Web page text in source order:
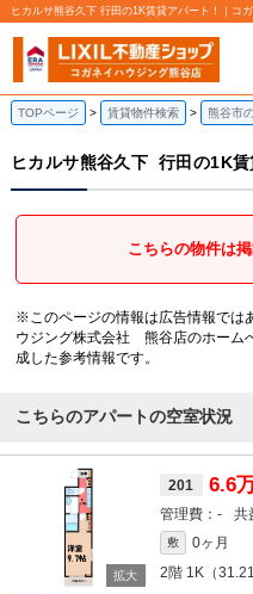
ヒカルサ熊谷久下 行田の1K賃貸アパート！｜コ
TOPページ 賃貸物件検索 熊谷市
ヒカルサ熊谷久下 行田の1K賃
こちらの物件は
※このページの情報は広告情報では
ウジング株式会社 熊谷店のホーム
成した参考情報です。
こちらのアパートの空室状況
201 6.6
-
敷 0ヶ月
2階 1K（